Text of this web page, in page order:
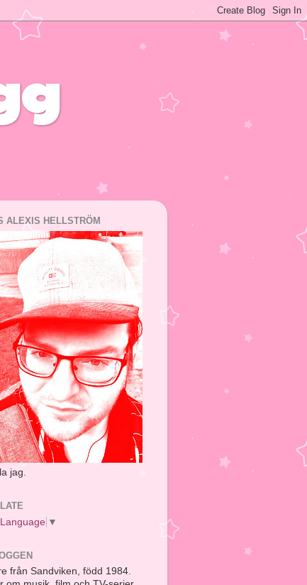
ALEXIS HELLSTRÖM
jag.
▼
från Sandviken, född 1984.